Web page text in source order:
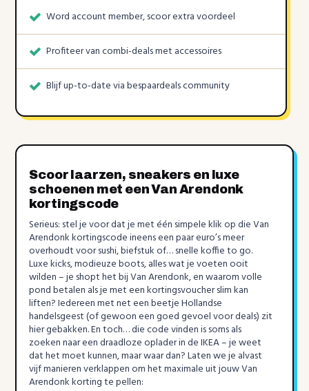
Word account member, scoor extra voordeel
Profiteer van combi-deals met accessoires
Blijf up-to-date via bespaardeals community
Scoor laarzen, sneakers en luxe
schoenen met een Van Arendonk
kortingscode
Serieus: stel je voor dat je met één simpele klik op die Van
Arendonk kortingscode ineens een paar euro’s meer
overhoudt voor sushi, biefstuk of… snelle koffie to go.
Luxe kicks, modieuze boots, alles wat je voeten ooit
wilden – je shopt het bij Van Arendonk, en waarom volle
pond betalen als je met een kortingsvoucher slim kan
liften? Iedereen met net een beetje Hollandse
handelsgeest (of gewoon een goed gevoel voor deals) zit
hier gebakken. En toch… die code vinden is soms als
zoeken naar een draadloze oplader in de IKEA – je weet
dat het moet kunnen, maar waar dan? Laten we je alvast
vijf manieren verklappen om het maximale uit jouw Van
Arendonk korting te pellen: